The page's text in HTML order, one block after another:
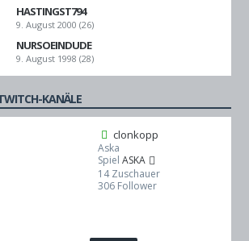
HASTINGST794
9. August 2000 (26)
NURSOEINDUDE
9. August 1998 (28)
KANÄLE
clonkopp
Aska
Spiel ASKA
14Zuschauer
306Follower